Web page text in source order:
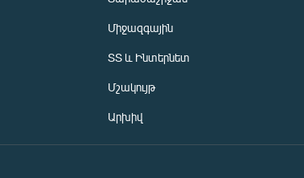
Միջազգային
ՏՏ և Ինտերնետ
Մշակույթ
Արխիվ